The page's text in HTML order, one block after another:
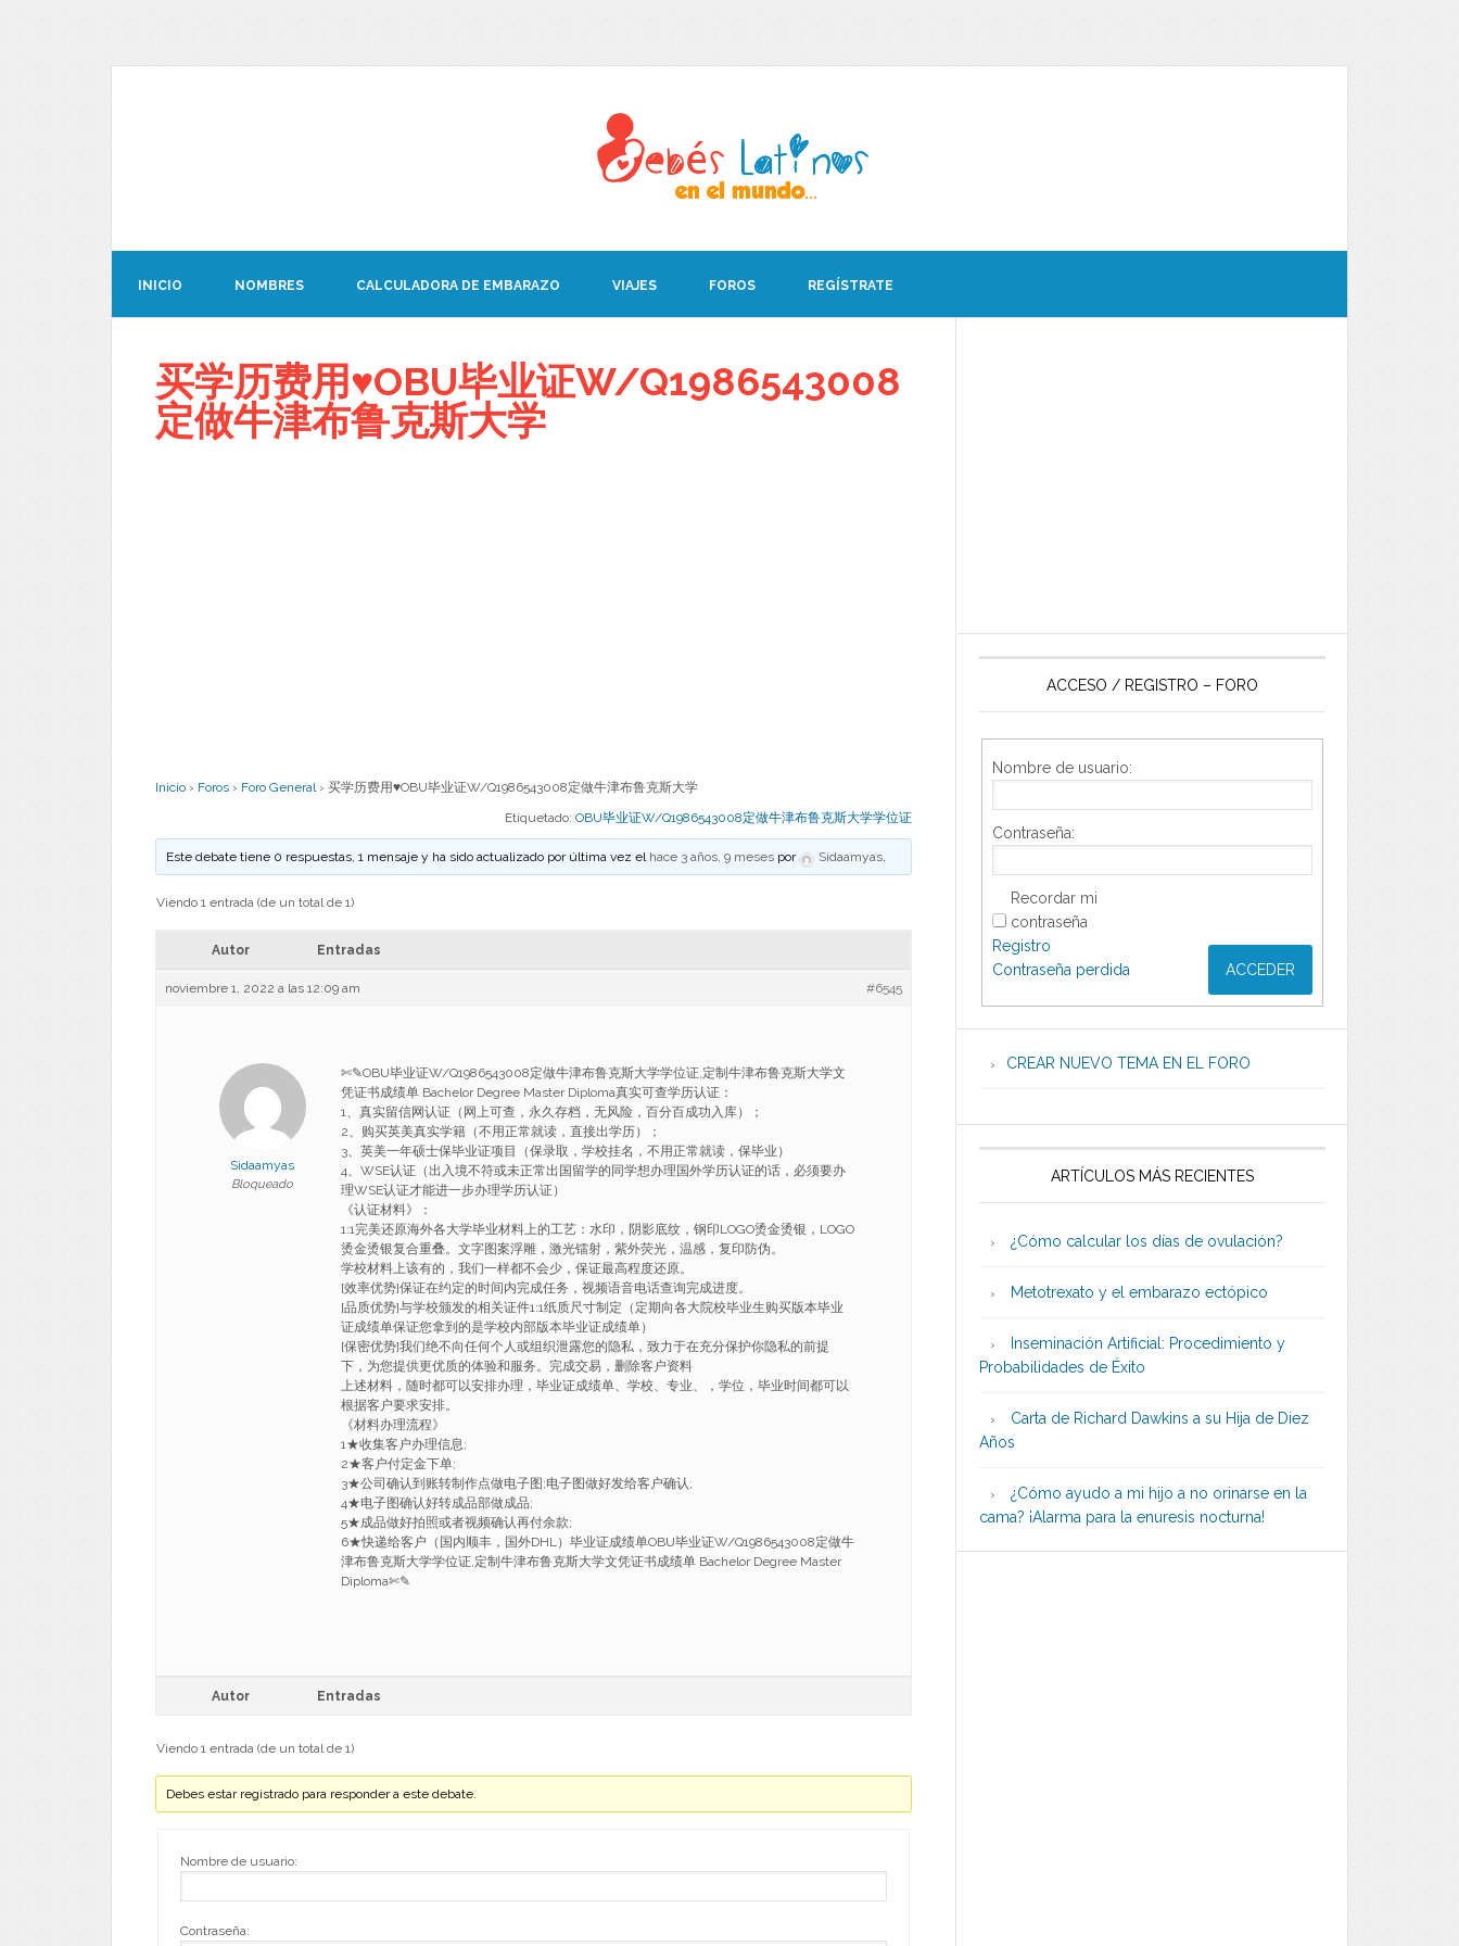
INICIO NOMBRES CALCULADORA DE EMBARAZO VIAJES FOROS REGÍSTRATE
买学历费用♥OBU毕业证W/Q1986543008
定做牛津布鲁克斯大学
Inicio › Foros › Foro General › 买学历费用♥OBU毕业证W/Q1986543008定做牛津布鲁克斯大学
Etiquetado: OBU毕业证W/Q1986543008定做牛津布鲁克斯大学学位证
Este debate tiene 0 respuestas, 1 mensaje y ha sido actualizado por última vez el hace 3 años, 9 meses por Sidaamyas.
Viendo 1 entrada (de un total de 1)
Autor Entradas
noviembre 1, 2022 a las 12:09 am #6545
Sidaamyas
Bloqueado
✄✎OBU毕业证W/Q1986543008定做牛津布鲁克斯大学学位证,定制牛津布鲁克斯大学文
凭证书成绩单 Bachelor Degree Master Diploma真实可查学历认证：
1、真实留信网认证（网上可查，永久存档，无风险，百分百成功入库）；
2、购买英美真实学籍（不用正常就读，直接出学历）；
3、英美一年硕士保毕业证项目（保录取，学校挂名，不用正常就读，保毕业）
4、WSE认证（出入境不符或未正常出国留学的同学想办理国外学历认证的话，必须要办
理WSE认证才能进一步办理学历认证）
《认证材料》：
1:1完美还原海外各大学毕业材料上的工艺：水印，阴影底纹，钢印LOGO烫金烫银，LOGO
烫金烫银复合重叠。文字图案浮雕，激光镭射，紫外荧光，温感，复印防伪。
学校材料上该有的，我们一样都不会少，保证最高程度还原。
[效率优势]保证在约定的时间内完成任务，视频语音电话查询完成进度。
[品质优势]与学校颁发的相关证件1:1纸质尺寸制定（定期向各大院校毕业生购买版本毕业
证成绩单保证您拿到的是学校内部版本毕业证成绩单）
[保密优势]我们绝不向任何个人或组织泄露您的隐私，致力于在充分保护你隐私的前提
下，为您提供更优质的体验和服务。完成交易，删除客户资料
上述材料，随时都可以安排办理，毕业证成绩单、学校、专业、，学位，毕业时间都可以
根据客户要求安排。
《材料办理流程》
1★收集客户办理信息;
2★客户付定金下单;
3★公司确认到账转制作点做电子图;电子图做好发给客户确认;
4★电子图确认好转成品部做成品;
5★成品做好拍照或者视频确认再付余款;
6★快递给客户（国内顺丰，国外DHL）毕业证成绩单OBU毕业证W/Q1986543008定做牛
津布鲁克斯大学学位证,定制牛津布鲁克斯大学文凭证书成绩单 Bachelor Degree Master
Diploma✄✎
Autor Entradas
Viendo 1 entrada (de un total de 1)
Debes estar registrado para responder a este debate.
Nombre de usuario:
Contraseña:
ACCESO / REGISTRO – FORO
Nombre de usuario:
Contraseña:
Recordar mi
contraseña
ACCEDER
Registro
Contraseña perdida
CREAR NUEVO TEMA EN EL FORO
ARTÍCULOS MÁS RECIENTES
¿Cómo calcular los días de ovulación?
Metotrexato y el embarazo ectópico
Inseminación Artificial: Procedimiento y
Probabilidades de Éxito
Carta de Richard Dawkins a su Hija de Diez
Años
¿Cómo ayudo a mi hijo a no orinarse en la
cama? ¡Alarma para la enuresis nocturna!